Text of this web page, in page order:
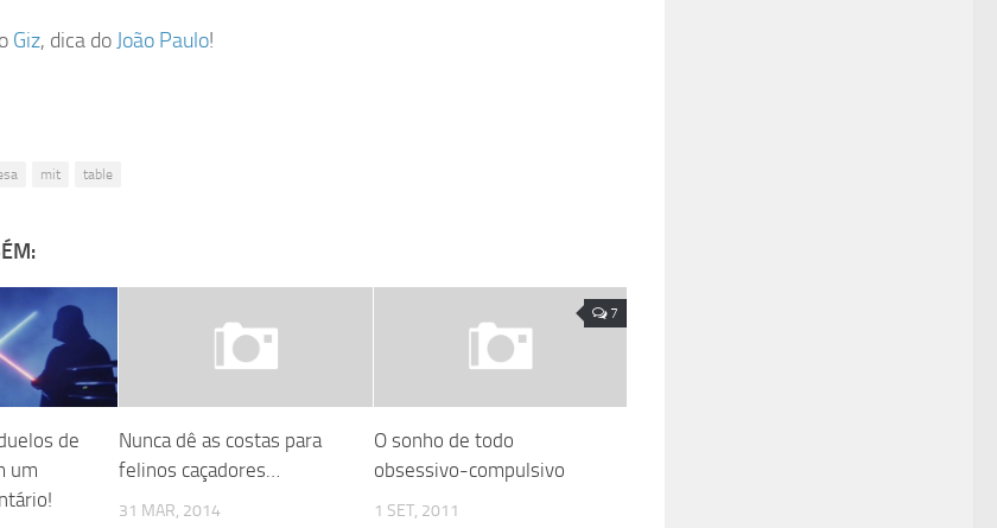
Giz, dica do João Paulo!
mit table
de
um
Nunca dê as costas para
felinos caçadores…
31 MAR, 2014
7
O sonho de todo
obsessivo-compulsivo
1 SET, 2011